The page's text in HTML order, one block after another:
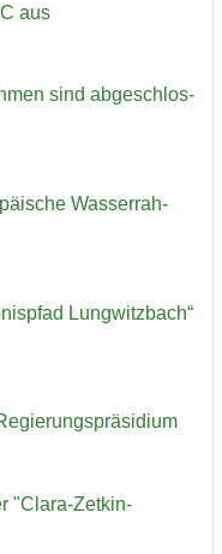
aus
sind ab­ge­schlos­
Was­ser­rah­
Lung­witz­bach“
"Clara-​Zetkin-